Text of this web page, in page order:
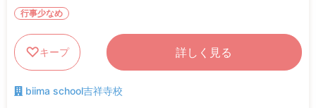
行事少なめ
キープ 詳しく見る
biima school吉祥寺校